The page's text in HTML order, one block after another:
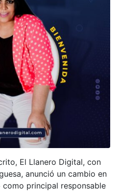
El Llanero Digital, con
anunció un cambio en
principal responsable